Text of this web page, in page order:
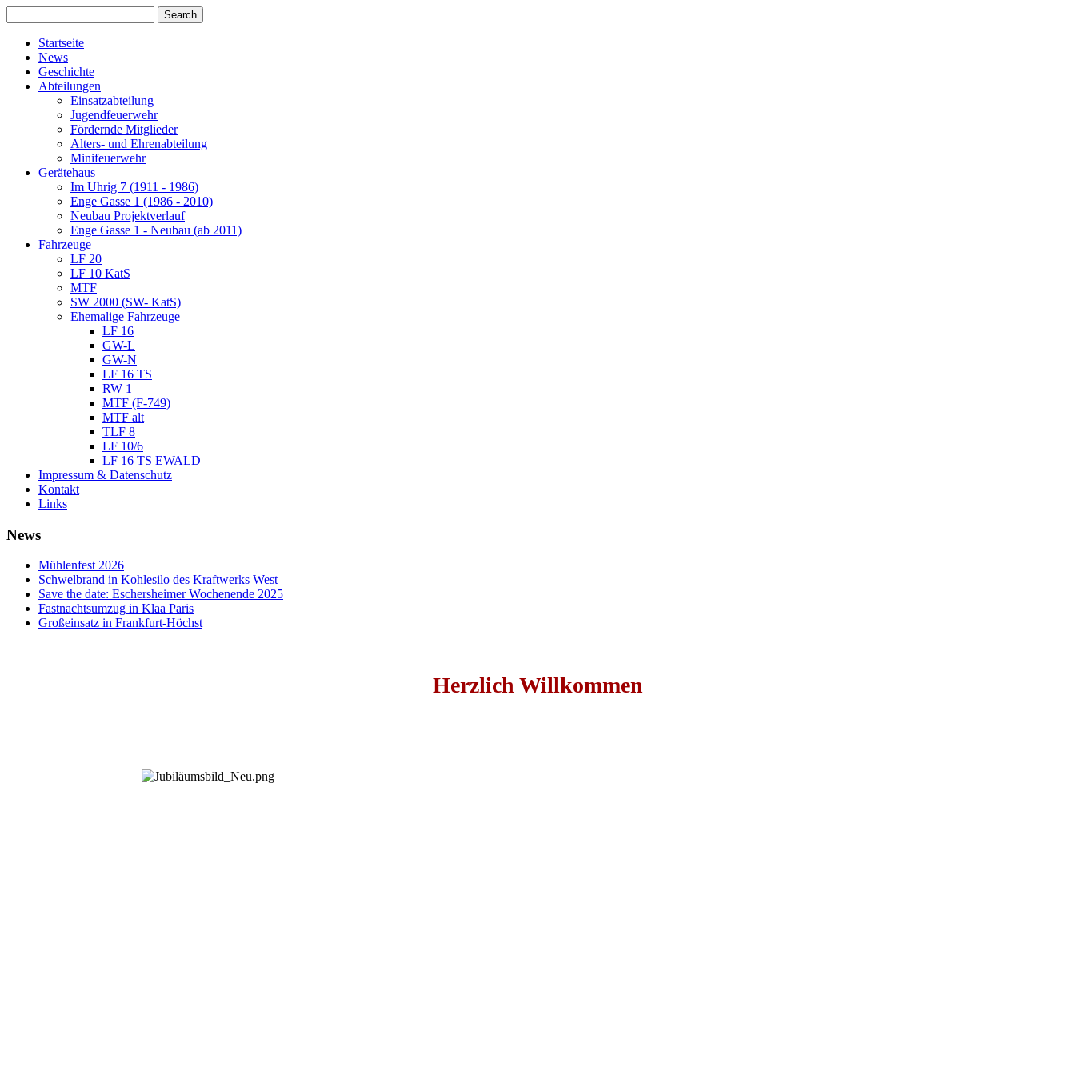
Startseite
News
Geschichte
Abteilungen
Einsatzabteilung
Jugendfeuerwehr
Fördernde Mitglieder
Alters- und Ehrenabteilung
Minifeuerwehr
Gerätehaus
Im Uhrig 7 (1911 - 1986)
Enge Gasse 1 (1986 - 2010)
Neubau Projektverlauf
Enge Gasse 1 - Neubau (ab 2011)
Fahrzeuge
LF 20
LF 10 KatS
MTF
SW 2000 (SW- KatS)
Ehemalige Fahrzeuge
LF 16
GW-L
GW-N
LF 16 TS
RW 1
MTF (F-749)
MTF alt
TLF 8
LF 10/6
LF 16 TS EWALD
Impressum & Datenschutz
Kontakt
Links
News
Mühlenfest 2026
Schwelbrand in Kohlesilo des Kraftwerks West
Save the date: Eschersheimer Wochenende 2025
Fastnachtsumzug in Klaa Paris
Großeinsatz in Frankfurt-Höchst
Herzlich Willkommen